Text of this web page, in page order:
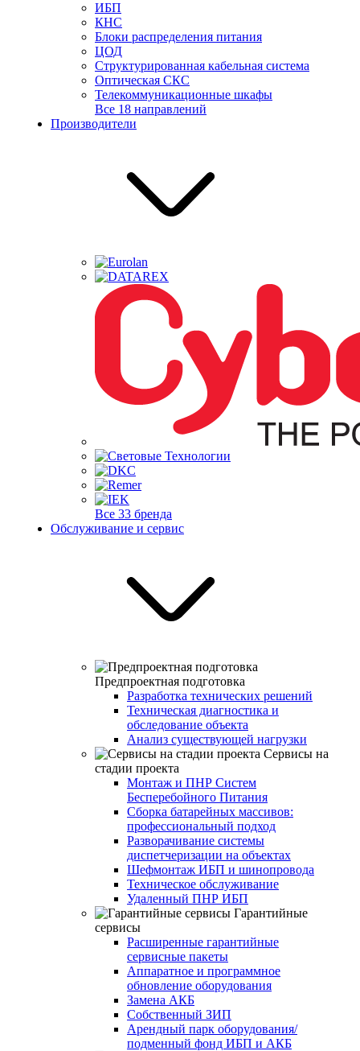
ИБП
КНС
Блоки распределения питания
ЦОД
Структурированная кабельная система
Оптическая СКС
Телекоммуникационные шкафы
Все 18 направлений
Производители
Все 33 бренда
Обслуживание и сервис
Предпроектная подготовка
Разработка технических решений
Техническая диагностика и
обследование объекта
Анализ существующей нагрузки
Сервисы на
стадии проекта
Монтаж и ПНР Систем
Бесперебойного Питания
Сборка батарейных массивов:
профессиональный подход
Разворачивание системы
диспетчеризации на объектах
Шефмонтаж ИБП и шинопровода
Техническое обслуживание
Удаленный ПНР ИБП
Гарантийные
сервисы
Расширенные гарантийные
сервисные пакеты
Аппаратное и программное
обновление оборудования
Замена АКБ
Собственный ЗИП
Арендный парк оборудования/
подменный фонд ИБП и АКБ